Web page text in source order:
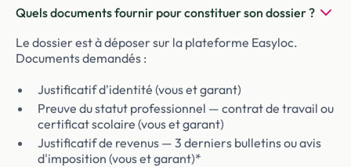
Quels documents fournir pour constituer son dossier ?
Le dossier est à déposer sur la plateforme Easyloc.
Documents demandés :
Justificatif d'identité (vous et garant)
Preuve du statut professionnel — contrat de travail ou
certificat scolaire (vous et garant)
Justificatif de revenus — 3 derniers bulletins ou avis
d'imposition (vous et garant)*